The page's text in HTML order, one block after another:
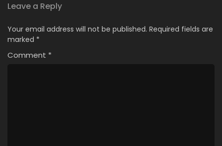
Leave a Reply
Your email address will not be published. Required fields are
marked *
Comment *